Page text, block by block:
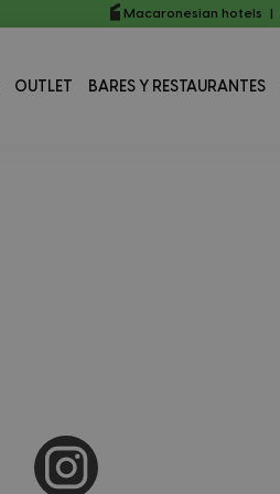
Macaronesian hotels |
OUTLET BARES Y RESTAURANTES